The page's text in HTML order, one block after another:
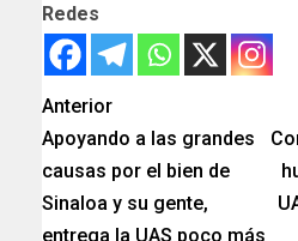
Redes
Anterior
Apoyando a las grandes
causas por el bien de
Sinaloa y su gente,
entrega la UAS poco más